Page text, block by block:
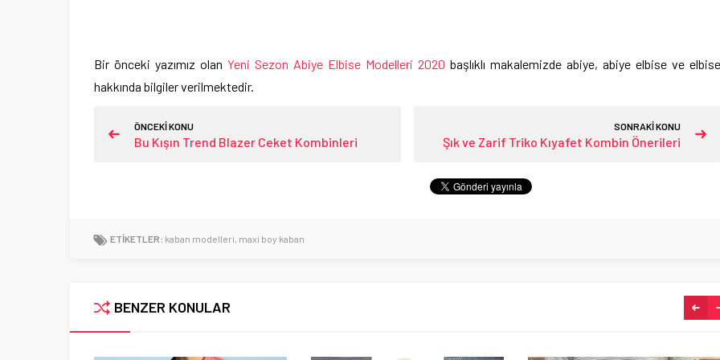
Bir önceki yazımız olan Yeni Sezon Abiye Elbise Modelleri 2020 başlıklı makalemizde abiye, abiye elbise ve elbise
hakkında bilgiler verilmektedir.
ÖNCEKİ KONU
Bu Kışın Trend Blazer Ceket Kombinleri
SONRAKİ KONU
Şık ve Zarif Triko Kıyafet Kombin Önerileri
ETİKETLER: kaban modelleri, maxi boy kaban
BENZER KONULAR